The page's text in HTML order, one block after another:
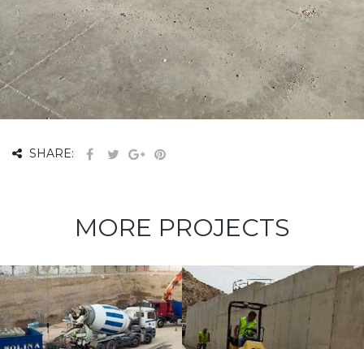
SHARE:
MORE PROJECTS
UTE SENDA
CALA